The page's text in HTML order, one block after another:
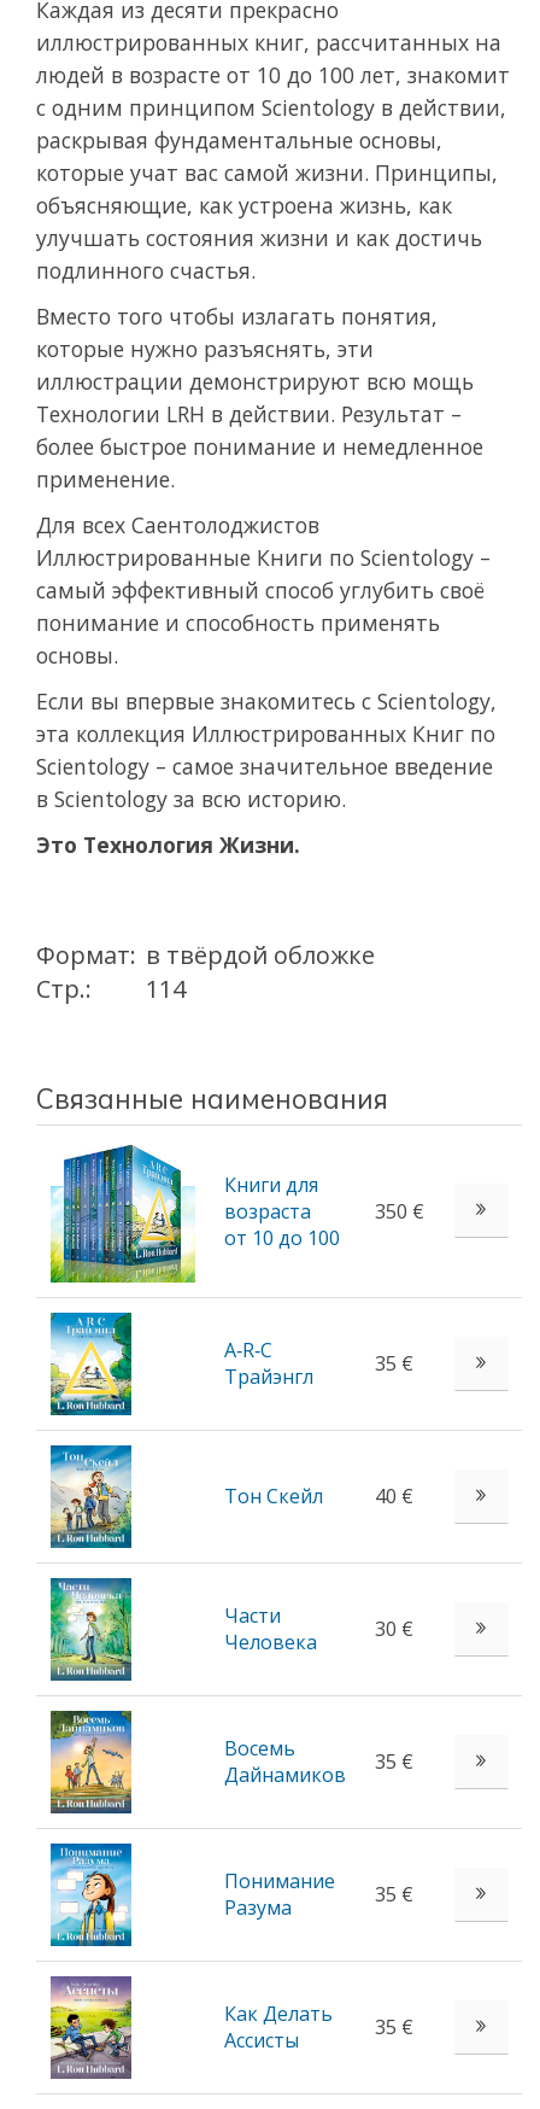
Каждая из десяти прекрасно
иллюстрированных книг, рассчитанных на
людей в возрасте от 10 до 100 лет, знакомит
с одним принципом Scientology в действии,
раскрывая фундаментальные основы,
которые учат вас самой жизни. Принципы,
объясняющие, как устроена жизнь, как
улучшать состояния жизни и как достичь
подлинного счастья.
Вместо того чтобы излагать понятия,
которые нужно разъяснять, эти
иллюстрации демонстрируют всю мощь
Технологии LRH в действии. Результат –
более быстрое понимание и немедленное
применение.
Для всех Саентолоджистов
Иллюстрированные Книги по Scientology –
самый эффективный способ углубить своё
понимание и способность применять
основы.
Если вы впервые знакомитесь с Scientology,
эта коллекция Иллюстрированных Книг по
Scientology – самое значительное введение
в Scientology за всю историю.
Это Технология Жизни.
Формат: в твёрдой обложке
Стр.:
114
Связанные наименования
Книги для
возраста
от 10 до 100
350 €
A‑R‑C
Трайэнгл
35 €
Тон Скейл 40 €
Части
Человека
30 €
Восемь
Дайнамиков
35 €
Понимание
Разума
35 €
Как Делать
Ассисты
35 €